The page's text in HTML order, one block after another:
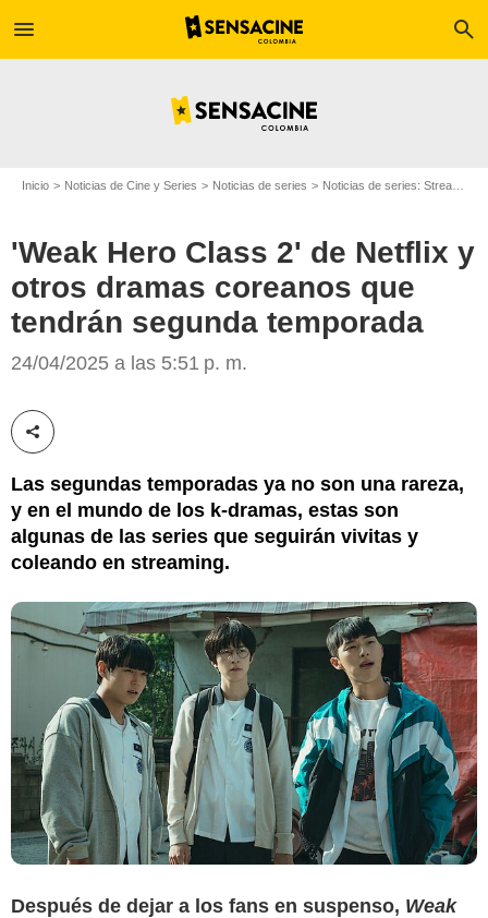
menu search
Inicio Noticias de Cine y Series Noticias de series Noticias de series: Streaming
'Weak Hero Class 2' de Netflix y
otros dramas coreanos que
tendrán segunda temporada
24/04/2025 a las 5:51 p. m.
Compartir esta noticia
Las segundas temporadas ya no son una rareza,
y en el mundo de los k-dramas, estas son
algunas de las series que seguirán vivitas y
coleando en streaming.
Después de dejar a los fans en suspenso, Weak